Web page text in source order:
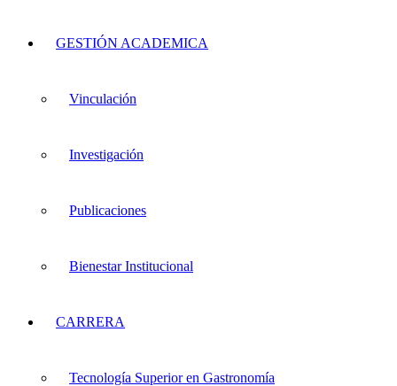
GESTIÓN ACADEMICA
Vinculación
Investigación
Publicaciones
Bienestar Institucional
CARRERA
Tecnología Superior en Gastronomía